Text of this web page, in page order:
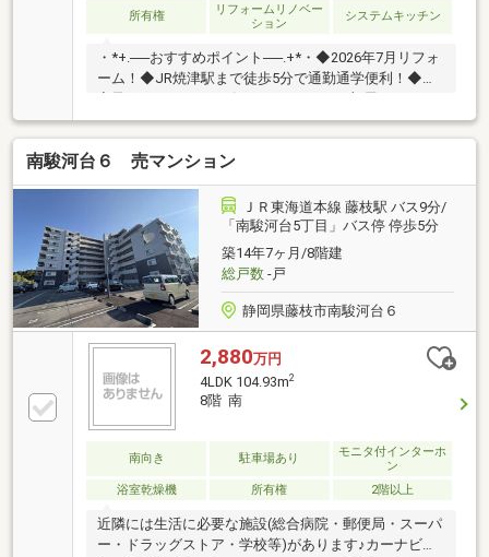
所有権
リフォームリノベー
ション
システムキッチン
・*+.──おすすめポイント──.+*・◆2026年7月リフォ
ーム！◆JR焼津駅まで徒歩5分で通勤通学便利！◆大
♪◆日当たり通風良好な南西向き角部屋！☆こちらの
物件は本日ご案内可能です☆来店、現地集合、送迎サ
ービスOKです！ご購入時の住宅ローン相談も無料で承
ります♪物件が気になったらまずはお気に入り追加！
お好きなタイミングで【054-265-3254】へお問い合わ
せください！資料請求フォームからは24時間受付中☆
南駿河台６ 売マンション
ＪＲ東海道本線 藤枝駅 バス9分/
「南駿河台5丁目」バス停 停歩5分
築14年7ヶ月/8階建
総戸数-戸
静岡県藤枝市南駿河台６
2,880万円
4LDK 104.93m2
8階 南
南向き 駐車場あり
モニタ付インターホ
ン
浴室乾燥機
所有権 2階以上
近隣には生活に必要な施設(総合病院・郵便局・スーパ
ー・ドラッグストア・学校等)があります♪カーナビ検